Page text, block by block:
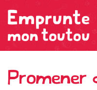
Promener